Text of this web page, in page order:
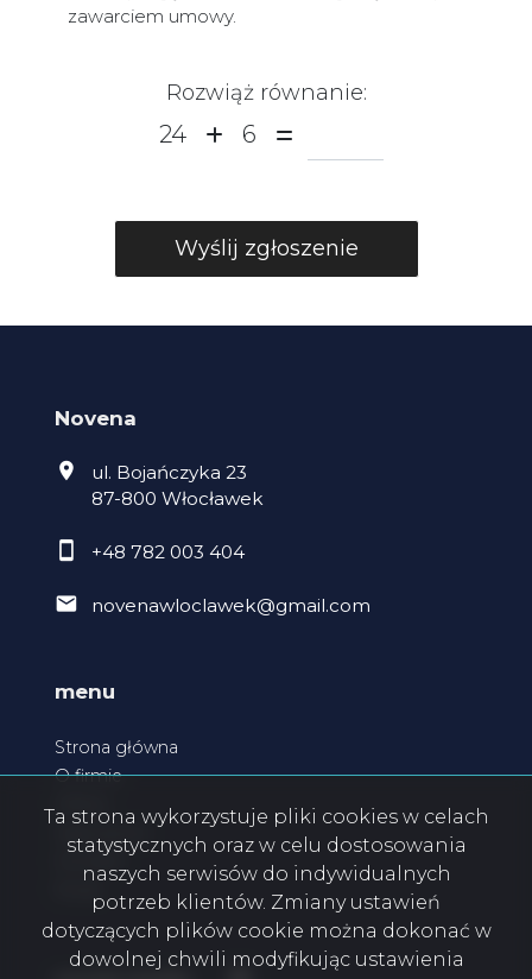
zawarciem umowy.
Rozwiąż równanie:
24 6
Novena
ul. Bojańczyka 23
87-800 Włocławek
+48 782 003 404
novenawloclawek@gmail.com
menu
Strona główna
O firmie
Kontakt
Ta strona wykorzystuje pliki cookies w celach
statystycznych oraz w celu dostosowania
naszych serwisów do indywidualnych
potrzeb klientów. Zmiany ustawień
dotyczących plików cookie można dokonać w
dowolnej chwili modyfikując ustawienia